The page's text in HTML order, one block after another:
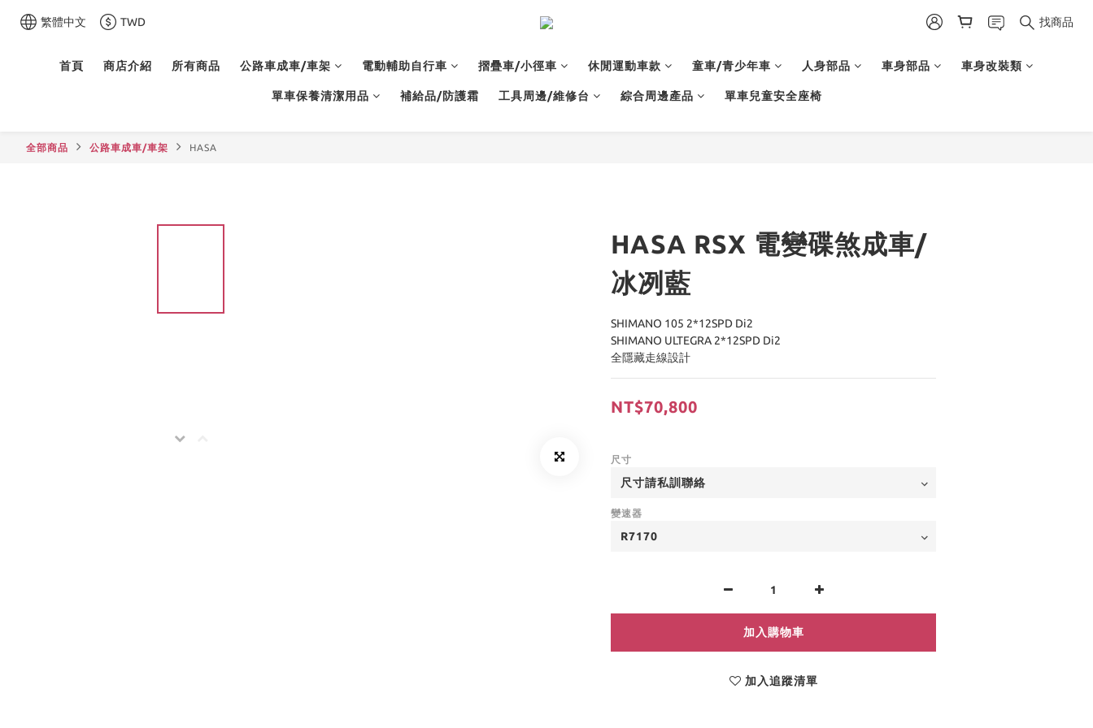
繁體中文 TWD 找商品
首頁 商店介紹 所有商品 公路車成車/車架 電動輔助自行車 摺疊車/小徑車 休閒運動車款 童車/青少年車 人身部品 車身部品 車身改裝類
單車保養清潔用品 補給品/防護霜 工具周邊/維修台 綜合周邊產品 單車兒童安全座椅
全部商品 公路車成車/車架 HASA
HASA RSX 電變碟煞成車/
冰冽藍
SHIMANO 105 2*12SPD Di2
SHIMANO ULTEGRA 2*12SPD Di2
全隱藏走線設計
NT$70,800
尺寸
變速器
加入購物車
加入追蹤清單